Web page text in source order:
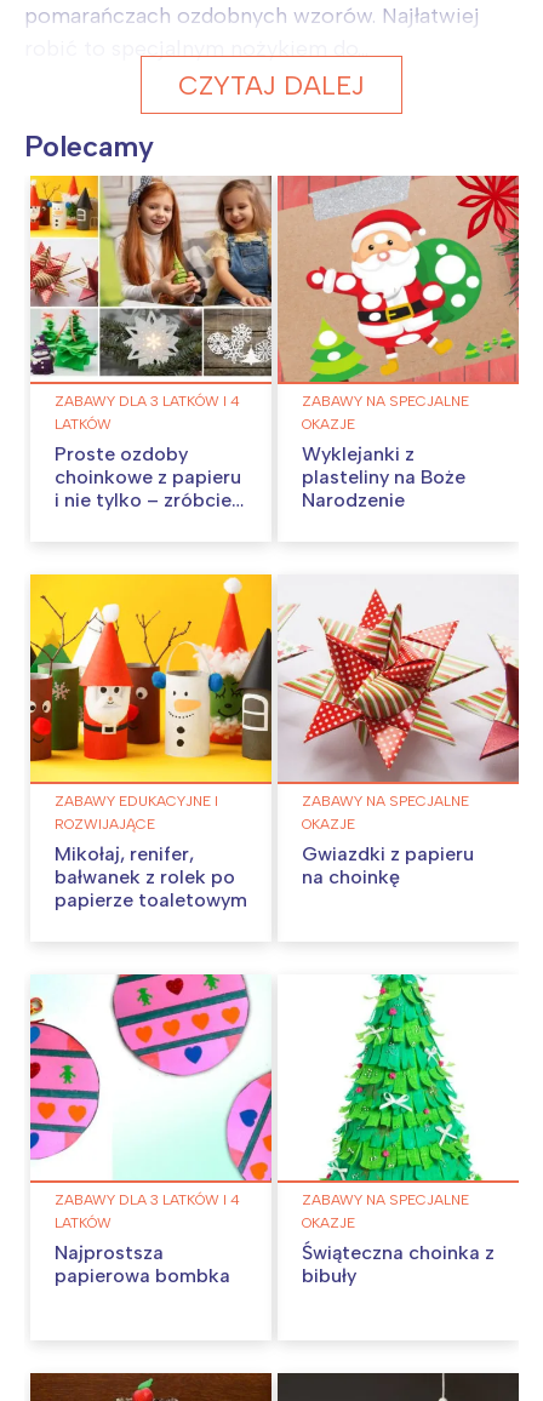
pomarańczach ozdobnych wzorów. Najłatwiej
CZYTAJ DALEJ
Polecamy
ZABAWY DLA 3 LATKÓW I 4
LATKÓW
Proste ozdoby
choinkowe z papieru
i nie tylko – zróbcie
ZABAWY NA SPECJALNE
OKAZJE
Wyklejanki z
plasteliny na Boże
Narodzenie
ZABAWY EDUKACYJNE I
ROZWIJAJĄCE
Mikołaj, renifer,
bałwanek z rolek po
papierze toaletowym
ZABAWY NA SPECJALNE
OKAZJE
Gwiazdki z papieru
na choinkę
ZABAWY DLA 3 LATKÓW I 4
LATKÓW
Najprostsza
papierowa bombka
ZABAWY NA SPECJALNE
OKAZJE
Świąteczna choinka z
bibuły